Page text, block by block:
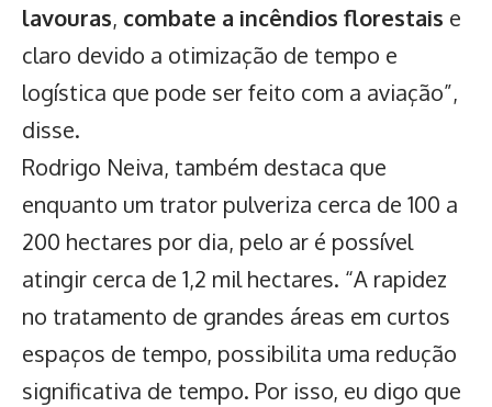
lavouras, combate a incêndios florestais e
claro devido a otimização de tempo e
logística que pode ser feito com a aviação”,
disse.
Rodrigo Neiva, também destaca que
enquanto um trator pulveriza cerca de 100 a
200 hectares por dia, pelo ar é possível
atingir cerca de 1,2 mil hectares. “A rapidez
no tratamento de grandes áreas em curtos
espaços de tempo, possibilita uma redução
significativa de tempo. Por isso, eu digo que